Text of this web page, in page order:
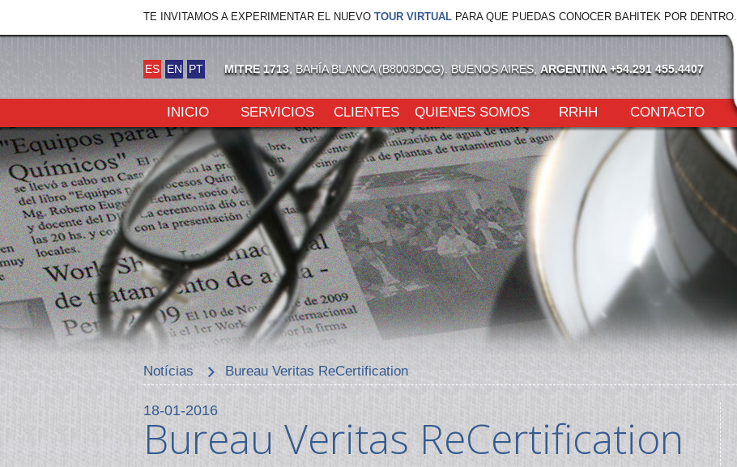
INICIO SERVICIOS CLIENTES QUIENES SOMOS RRHH CONTACTO
Notícias Bureau Veritas ReCertification
18-01-2016
Bureau Veritas ReCertification
ES EN PT MITRE 1713 , BAHÍA BLANCA (B8003DCG). BUENOS AIRES, ARGENTINA +54.291 455.4407
TE INVITAMOS A EXPERIMENTAR EL NUEVO TOUR VIRTUAL PARA QUE PUEDAS CONOCER BAHITEK POR DENTRO.